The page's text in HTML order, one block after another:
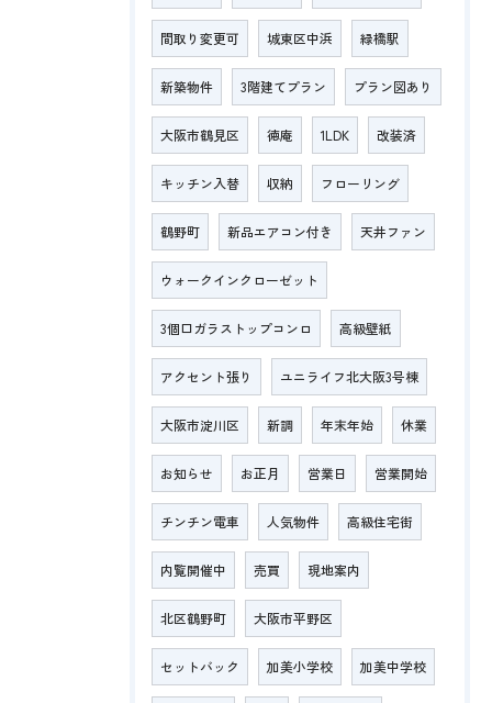
間取り変更可 城東区中浜 緑橋駅
新築物件 3階建てプラン プラン図あり
大阪市鶴見区 徳庵 1LDK 改装済
キッチン入替 収納 フローリング
鶴野町 新品エアコン付き 天井ファン
ウォークインクローゼット
3個口ガラストップコンロ 高級壁紙
アクセント張り ユニライフ北大阪3号棟
大阪市淀川区 新調 年末年始 休業
お知らせ お正月 営業日 営業開始
チンチン電車 人気物件 高級住宅街
内覧開催中 売買 現地案内
北区鶴野町 大阪市平野区
セットバック 加美小学校 加美中学校